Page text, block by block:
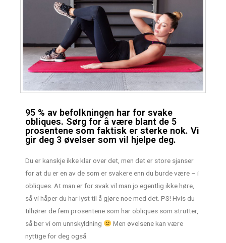
95 % av befolkningen har for svake
obliques. Sørg for å være blant de 5
prosentene som faktisk er sterke nok. Vi
gir deg 3 øvelser som vil hjelpe deg.
Du er kanskje ikke klar over det, men det er store sjanser
for at du er en av de som er svakere enn du burde være – i
obliques. At man er for svak vil man jo egentlig ikke høre,
så vi håper du har lyst til å gjøre noe med det. PS! Hvis du
tilhører de fem prosentene som har obliques som strutter,
så ber vi om unnskyldning
Men øvelsene kan være
nyttige for deg også.